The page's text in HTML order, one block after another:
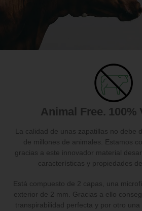
Animal Free. 100%
La calidad de unas zapatillas no debe
de millones de animales. Estamos
gracias a este innovador material
características y propiedades
Está compuesto de 2 capas, una
exterior de 2 mm. Gracias a ello
transpirabilidad perfecta y por otro